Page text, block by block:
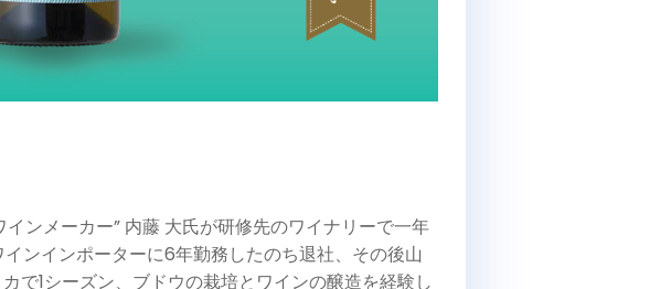
ンメーカー” 内藤 大氏が研修先のワイナリーで一年
ンインポーターに6年勤務したのち退社、その後山
で1シーズン、ブドウの栽培とワインの醸造を経験し